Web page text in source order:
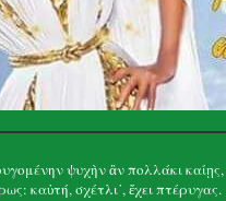
ψυχὴν ἂν πολλάκι καίῃς,
καὐτή, σχέτλι᾽, ἔχει πτέρυγας.